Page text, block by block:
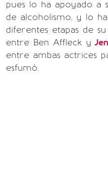
pues lo ha apoyado a
de alcoholismo, y lo
diferentes etapas de
entre Ben Affleck y
entre ambas actrices
esfumó.